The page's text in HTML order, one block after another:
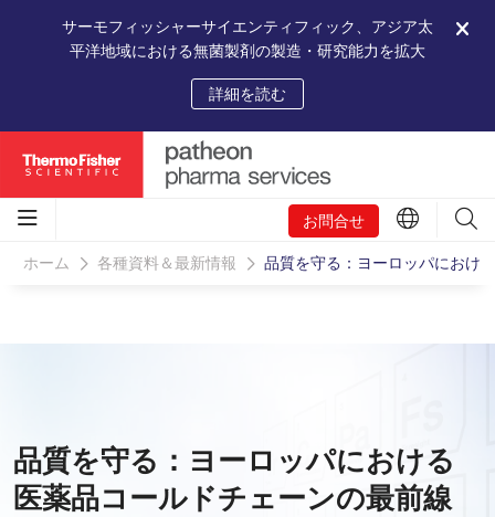
サーモフィッシャーサイエンティフィック、アジア太
平洋地域における無菌製剤の製造・研究能力を拡大
詳細を読む
お問合せ
ホーム 各種資料＆最新情報 品質を守る：ヨーロッパにおけ
品質を守る：ヨーロッパにおける
医薬品コールドチェーンの最前線